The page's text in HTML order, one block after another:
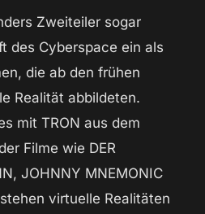
Zweiteiler sogar
des Cyberspace ein als
die ab den frühen
Realität abbildeten.
mit TRON aus dem
Filme wie DER
JOHNNY MNEMONIC
virtuelle Realitäten